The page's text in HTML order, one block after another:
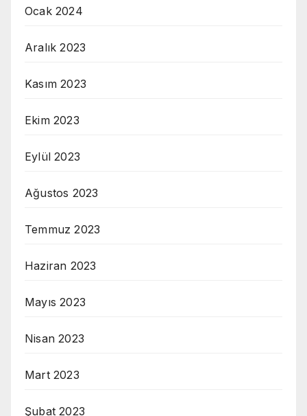
Ocak 2024
Aralık 2023
Kasım 2023
Ekim 2023
Eylül 2023
Ağustos 2023
Temmuz 2023
Haziran 2023
Mayıs 2023
Nisan 2023
Mart 2023
Şubat 2023